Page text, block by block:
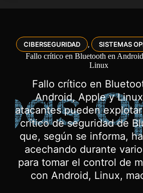
CIBERSEGURIDAD , SISTEMAS
Fallo crítico en Bluetooth en
Linux
Fallo crítico en
Android, Apple y
atacantes pueden
crítico de seguridad de
que, según se informa,
acechando durante
para tomar el control de
con Android, Linux,